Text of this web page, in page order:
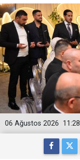
11:28
06 Ağustos 2026